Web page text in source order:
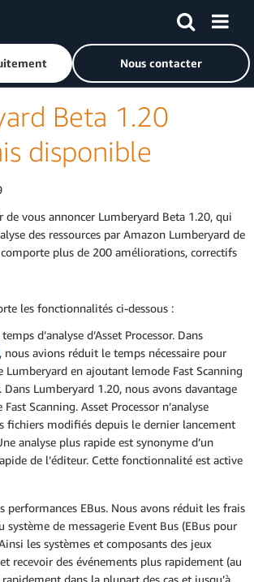
pour revenir à la page d'accueil d'Amazon Web
Nous contacter
Beta 1.20
disponible
de vous annoncer Lumberyard Beta 1.20, qui
des ressources par Amazon Lumberyard de
plus de 200 améliorations, correctifs
les fonctionnalités ci-dessous :
d’analyse d’Asset Processor. Dans
, nous avions réduit le temps nécessaire pour
Lumberyard en ajoutant lemode Fast Scanning
Dans Lumberyard 1.20, nous avons davantage
Scanning. Asset Processor n’analyse
fichiers modifiés depuis le dernier lancement
analyse plus rapide est synonyme d’un
de l’éditeur. Cette fonctionnalité est active
performances EBus. Nous avons réduit les frais
système de messagerie Event Bus (EBus pour
les systèmes et composants des jeux
recevoir des événements plus rapidement (au